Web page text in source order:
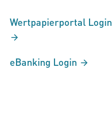
Wertpapierportal Login
eBanking Login